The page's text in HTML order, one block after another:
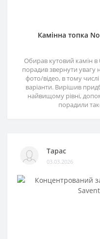
Камінна топка
Обирав кутовий камін
порадив звернути увагу
фото/відео, в тому
варіанти. Вирішив
найвищому рівні,
порадили
Тарас
03.03.2026